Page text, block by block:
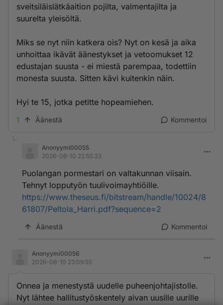
sveitsiläislätkäaition pojilta, valmentajilta ja
suurelta yleisöltä.
Miks se nyt niin katkera ois? Nyt on kesä ja aika
unhoittaa ikävät äänestykset ja vetoomukset 12
edustajan suusta - ei miestä parempaa, todettiin
monesta suusta. Sitten kävi kuitenkin näin.
Hyi te 15, jotka petitte hopeamiehen.
1 Äänestä Kommentoi
Anonyymi00055
2026-06-10 22:55:23
Puolangan pormestari on valtakunnan viisain.
Tehnyt lopputyön tuulivoimayhtiöille.
https://www.theseus.fi/bitstream/handle/10024/8
61807/Peltola_Harri.pdf?sequence=2
Äänestä Kommentoi
Anonyymi00056
2026-06-10 23:09:55
Onnea ja menestystä uudelle puheenjohtajistolle.
Nyt lähtee hallitustyöskentely aivan uusille uurille